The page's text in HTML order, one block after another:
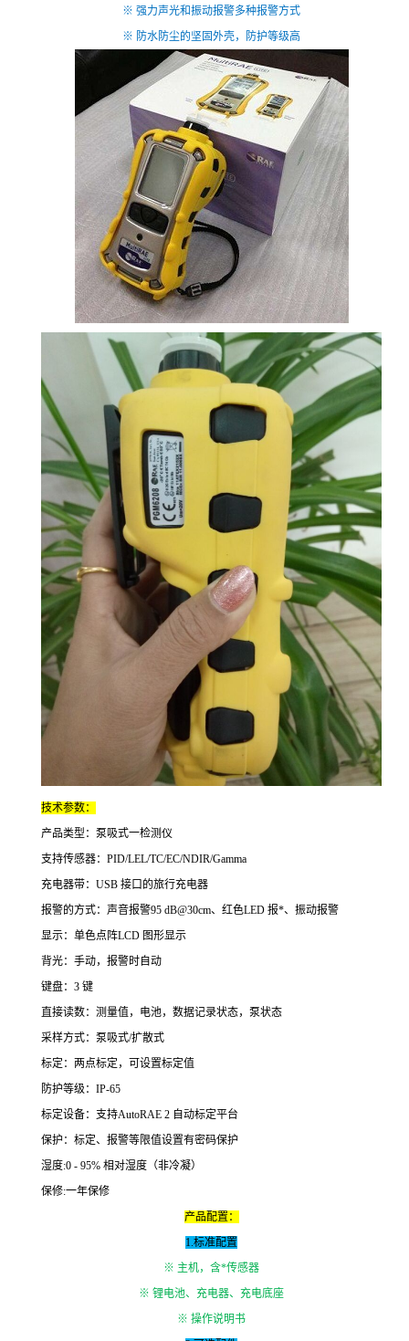
※ 强力声光和振动报警多种报警方式
※ 防水防尘的坚固外壳，防护等级高
技术参数：
产品类型：泵吸式一检测仪
支持传感器：PID/LEL/TC/EC/NDIR/Gamma
充电器带：USB 接口的旅行充电器
报警的方式：声音报警95 dB@30cm、红色LED 报*、振动报警
显示：单色点阵LCD 图形显示
背光：手动，报警时自动
键盘：3 键
直接读数：测量值，电池，数据记录状态，泵状态
采样方式：泵吸式/扩散式
标定：两点标定，可设置标定值
防护等级：IP-65
标定设备：支持AutoRAE 2 自动标定平台
保护：标定、报警等限值设置有密码保护
湿度:0 - 95% 相对湿度（非冷凝）
保修:一年保修
产品配置：
1.标准配置
※ 主机，含*传感器
※ 锂电池、充电器、充电底座
※ 操作说明书